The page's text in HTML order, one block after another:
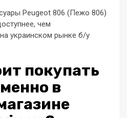
Peugeot 806 (Пежо 806)
чем
украинском рынке б/у
покупать
в